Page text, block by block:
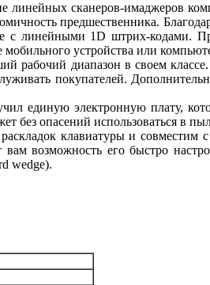
сканеров-имаджеров
предшественника.
с линейными 1D штрих-
устройства или
рабочий диапазон в своем
покупателей.
единую электронную плату,
опасений использоваться в
клавиатуры и
возможность его быстро
wedge).